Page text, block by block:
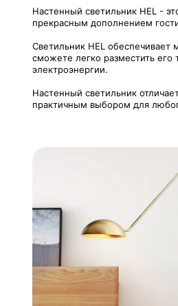
Настенный светильник HEL -
прекрасным дополнением
Светильник HEL
сможете легко разместить
электроэнергии.
Настенный светильник
практичным выбором для